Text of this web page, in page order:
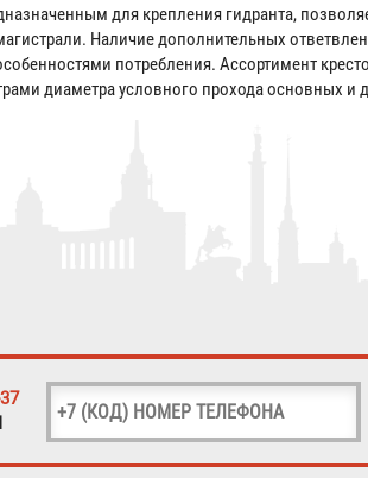
для крепления гидранта,
Наличие дополнительных
потребления. Ассортимент
диаметра условного прохода основных и